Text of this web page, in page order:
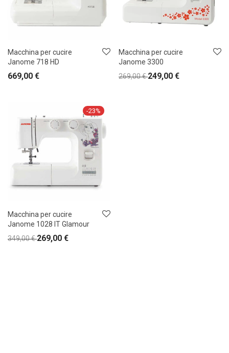
Macchina per cucire
Janome 718 HD
669,00 €
Macchina per cucire
Janome 3300
269,00€ 249,00 €
-23%
Macchina per cucire
Janome 1028 IT Glamour
349,00€ 269,00 €